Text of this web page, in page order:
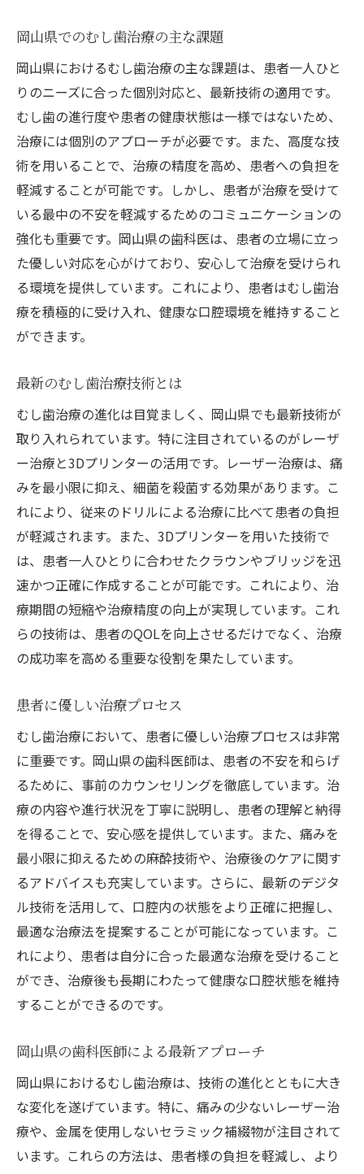
岡山県の予防歯科の取り組み
むし歯予防に役立つ生活習慣
患者に最適なむし歯治療法の選び方と岡山なら
ではのアプローチ
個々の患者に合った治療法の選定
ライフスタイルに合わせた治療プラン
患者の声を活かした治療アプローチ
地域特性に基づく治療法
パーソナライズされた歯科ケア
むし歯治療の新しい常識：岡山県のクリニック
での体験談
クリニックでの施術の流れ
治療後の生活の変化
患者から見た治療の効果
むし歯治療を受けた感想
岡山でむし歯治療を受ける人に知ってほしい最
新の治療法
最新治療法のメリット
岡山県で導入されている治療技術
治療選択肢の比較
患者の負担を軽減する治療法
効果的な治療法の選び方
岡山県のむし歯治療の変遷と今後の展望
むし歯治療の歴史
過去の治療法と現在の違い
今後の治療技術の進化
地域医療の発展とむし歯対策
岡山県の治療法の進化
未来を見据えた治療アプローチ
むし歯予防から治療まで岡山で安心して受けら
れるケア
包括的な歯科ケアの重要性
安心して受けられるサポート体制
患者第一のケア提供
地域コミュニティとの連携
岡山県での歯科ケアの未来
岡山県でのむし歯治療の主な課題
岡山県におけるむし歯治療の主な課題は、患者一人ひと
りのニーズに合った個別対応と、最新技術の適用です。
むし歯の進行度や患者の健康状態は一様ではないため、
治療には個別のアプローチが必要です。また、高度な技
術を用いることで、治療の精度を高め、患者への負担を
軽減することが可能です。しかし、患者が治療を受けて
いる最中の不安を軽減するためのコミュニケーションの
強化も重要です。岡山県の歯科医は、患者の立場に立っ
た優しい対応を心がけており、安心して治療を受けられ
る環境を提供しています。これにより、患者はむし歯治
療を積極的に受け入れ、健康な口腔環境を維持すること
ができます。
最新のむし歯治療技術とは
むし歯治療の進化は目覚ましく、岡山県でも最新技術が
取り入れられています。特に注目されているのがレーザ
ー治療と3Dプリンターの活用です。レーザー治療は、痛
みを最小限に抑え、細菌を殺菌する効果があります。こ
れにより、従来のドリルによる治療に比べて患者の負担
が軽減されます。また、3Dプリンターを用いた技術で
は、患者一人ひとりに合わせたクラウンやブリッジを迅
速かつ正確に作成することが可能です。これにより、治
療期間の短縮や治療精度の向上が実現しています。これ
らの技術は、患者のQOLを向上させるだけでなく、治療
の成功率を高める重要な役割を果たしています。
患者に優しい治療プロセス
むし歯治療において、患者に優しい治療プロセスは非常
に重要です。岡山県の歯科医師は、患者の不安を和らげ
るために、事前のカウンセリングを徹底しています。治
療の内容や進行状況を丁寧に説明し、患者の理解と納得
を得ることで、安心感を提供しています。また、痛みを
最小限に抑えるための麻酔技術や、治療後のケアに関す
るアドバイスも充実しています。さらに、最新のデジタ
ル技術を活用して、口腔内の状態をより正確に把握し、
最適な治療法を提案することが可能になっています。こ
れにより、患者は自分に合った最適な治療を受けること
ができ、治療後も長期にわたって健康な口腔状態を維持
することができるのです。
岡山県の歯科医師による最新アプローチ
岡山県におけるむし歯治療は、技術の進化とともに大き
な変化を遂げています。特に、痛みの少ないレーザー治
療や、金属を使用しないセラミック補綴物が注目されて
います。これらの方法は、患者様の負担を軽減し、より